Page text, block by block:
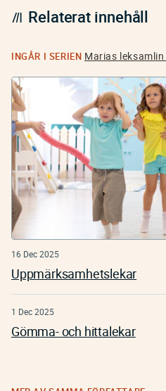
Relaterat innehåll
INGÅR I SERIEN Marias leksamlin
16 Dec 2025
Uppmärksamhetslekar
1 Dec 2025
Gömma- och hittalekar